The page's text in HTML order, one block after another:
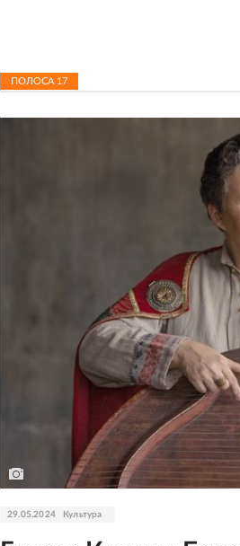
ПОЛОСА 17
29.05.2024 Культура